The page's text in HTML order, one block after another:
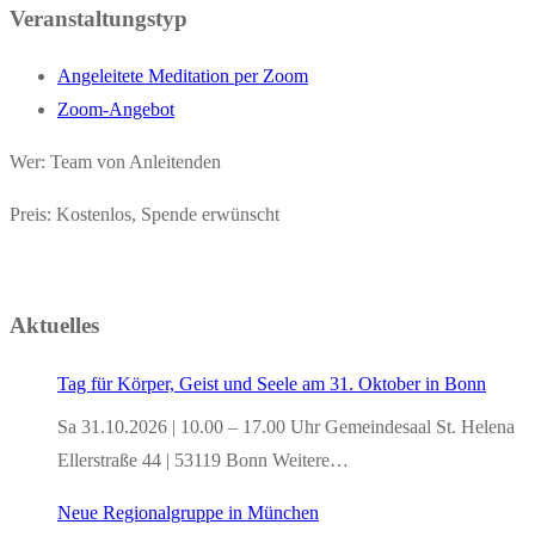
Veranstaltungstyp
Angeleitete Meditation per Zoom
Zoom-Angebot
Wer: Team von Anleitenden
Preis: Kostenlos, Spende erwünscht
Aktuelles
Tag für Körper, Geist und Seele am 31. Oktober in Bonn
Sa 31.10.2026 | 10.00 – 17.00 Uhr Gemeindesaal St. Helena
Ellerstraße 44 | 53119 Bonn Weitere…
Neue Regionalgruppe in München